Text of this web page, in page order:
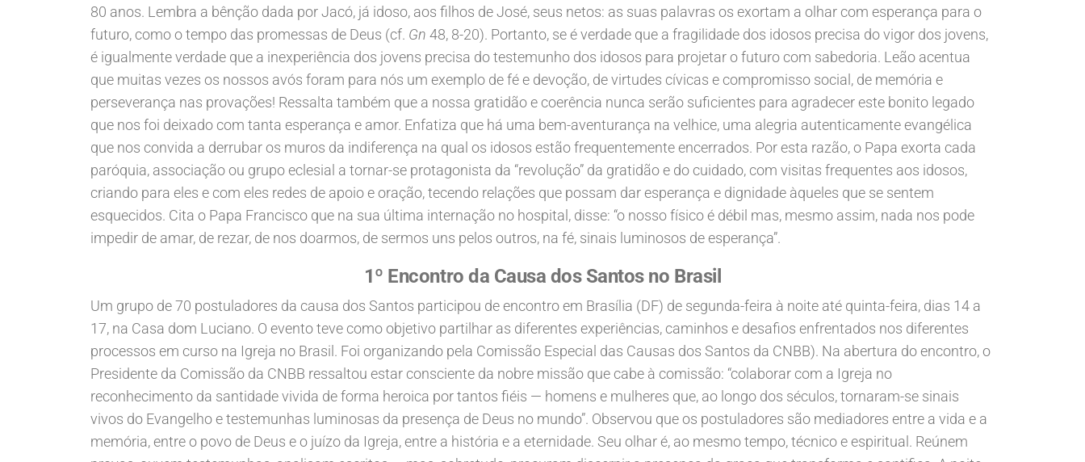
80 anos. Lembra a bênção dada por Jacó, já idoso, aos filhos de José, seus netos: as suas palavras os exortam a olhar com esperança para o
futuro, como o tempo das promessas de Deus (cf. Gn 48, 8-20). Portanto, se é verdade que a fragilidade dos idosos precisa do vigor dos jovens,
é igualmente verdade que a inexperiência dos jovens precisa do testemunho dos idosos para projetar o futuro com sabedoria. Leão acentua
que muitas vezes os nossos avós foram para nós um exemplo de fé e devoção, de virtudes cívicas e compromisso social, de memória e
perseverança nas provações! Ressalta também que a nossa gratidão e coerência nunca serão suficientes para agradecer este bonito legado
que nos foi deixado com tanta esperança e amor. Enfatiza que há uma bem-aventurança na velhice, uma alegria autenticamente evangélica
que nos convida a derrubar os muros da indiferença na qual os idosos estão frequentemente encerrados. Por esta razão, o Papa exorta cada
paróquia, associação ou grupo eclesial a tornar-se protagonista da “revolução” da gratidão e do cuidado, com visitas frequentes aos idosos,
criando para eles e com eles redes de apoio e oração, tecendo relações que possam dar esperança e dignidade àqueles que se sentem
esquecidos. Cita o Papa Francisco que na sua última internação no hospital, disse: “o nosso físico é débil mas, mesmo assim, nada nos pode
impedir de amar, de rezar, de nos doarmos, de sermos uns pelos outros, na fé, sinais luminosos de esperança”.
1º Encontro da Causa dos Santos no Brasil
Um grupo de 70 postuladores da causa dos Santos participou de encontro em Brasília (DF) de segunda-feira à noite até quinta-feira, dias 14 a
17, na Casa dom Luciano. O evento teve como objetivo partilhar as diferentes experiências, caminhos e desafios enfrentados nos diferentes
processos em curso na Igreja no Brasil. Foi organizando pela Comissão Especial das Causas dos Santos da CNBB). Na abertura do encontro, o
Presidente da Comissão da CNBB ressaltou estar consciente da nobre missão que cabe à comissão: “colaborar com a Igreja no
reconhecimento da santidade vivida de forma heroica por tantos fiéis — homens e mulheres que, ao longo dos séculos, tornaram-se sinais
vivos do Evangelho e testemunhas luminosas da presença de Deus no mundo”. Observou que os postuladores são mediadores entre a vida e a
memória, entre o povo de Deus e o juízo da Igreja, entre a história e a eternidade. Seu olhar é, ao mesmo tempo, técnico e espiritual. Reúnem